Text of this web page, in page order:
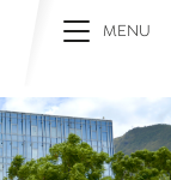
Toggle
MENU